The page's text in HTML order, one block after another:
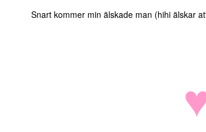
Snart kommer min älskade man (hihi älskar